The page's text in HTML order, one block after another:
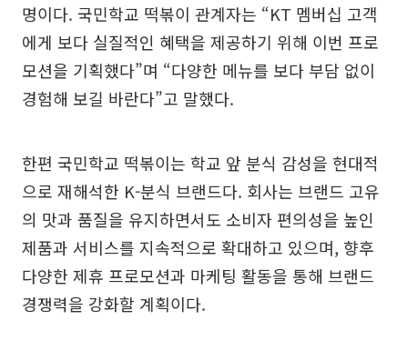
명이다. 국민학교 떡볶이 관계자는 “KT 멤버십 고객
에게 보다 실질적인 혜택을 제공하기 위해 이번 프로
모션을 기획했다”며 “다양한 메뉴를 보다 부담 없이
경험해 보길 바란다”고 말했다.
한편 국민학교 떡볶이는 학교 앞 분식 감성을 현대적
으로 재해석한 K-분식 브랜드다. 회사는 브랜드 고유
의 맛과 품질을 유지하면서도 소비자 편의성을 높인
제품과 서비스를 지속적으로 확대하고 있으며, 향후
다양한 제휴 프로모션과 마케팅 활동을 통해 브랜드
경쟁력을 강화할 계획이다.